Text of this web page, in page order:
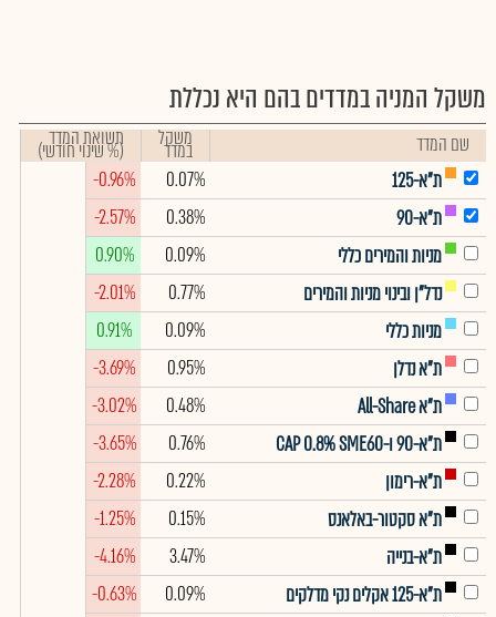
משקל המניה במדדים בהם היא נכללת
שם המדד משקל
במדד תשואת המדד
(% שינוי חודשי)
ת"א-125
0.07%
-0.96%
ת"א-90
0.38%
-2.57%
מניות והמירים כללי
0.09%
0.90%
נדל"ן ובינוי מניות והמירים
0.77%
-2.01%
מניות כללי
0.09%
0.91%
ת"א נדלן
0.95%
-3.69%
ת"א All-Share
0.48%
-3.02%
ת"א-90 ו-CAP 0.8% SME60
0.76%
-3.65%
ת"א-רימון
0.22%
-2.28%
ת"א סקטור-באלאנס
0.15%
-1.25%
ת"א-בנייה
3.47%
-4.16%
ת"א-125 אקלים נקי מדלקים
0.09%
-0.63%